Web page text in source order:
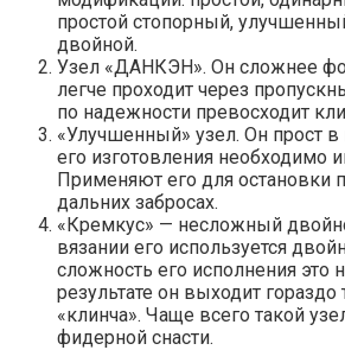
простой стопорный,
двойной.
Узел «ДАНКЭН». Он сложнее
легче проходит через
по надежности превосходит
«Улучшенный» узел. Он прост в
его изготовления необходимо
Применяют его для остановки
дальних забросах.
«Кремкус» — несложный
вязании его используется
сложность его исполнения это
результате он выходит
«клинча». Чаще всего такой
фидерной снасти.